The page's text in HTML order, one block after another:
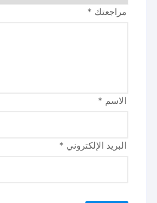
مراجعتك *
الاسم *
البريد الإلكتروني *